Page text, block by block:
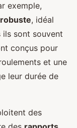
exemple,
, idéal
ils sont souvent
conçus pour
et une
leur durée de
des